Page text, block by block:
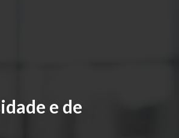
e de